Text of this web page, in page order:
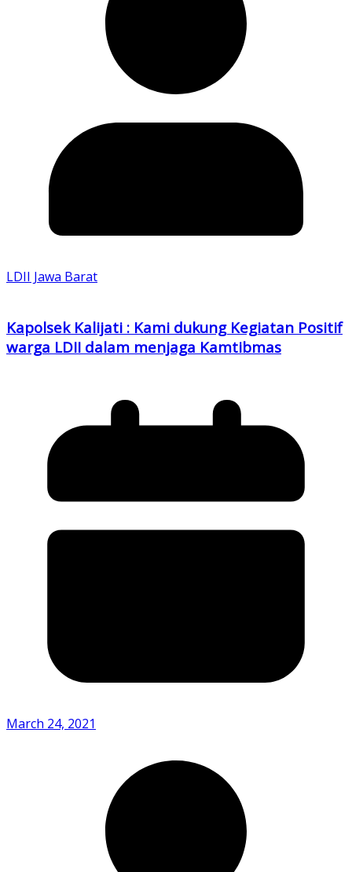
LDII Jawa Barat
Kapolsek Kalijati : Kami dukung Kegiatan Positif
warga LDII dalam menjaga Kamtibmas
March 24, 2021